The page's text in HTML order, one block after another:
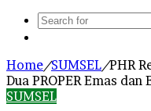
Home/SUMSEL/PHR
Dua PROPER Emas dan
SUMSEL